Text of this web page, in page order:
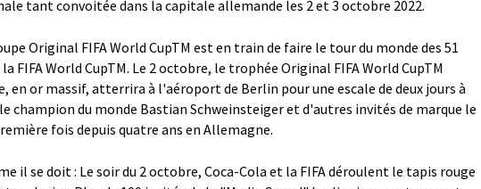
tant convoitée dans la capitale allemande les 2 et 3 octobre 2022.
Original FIFA World CupTM est en train de faire le tour du monde des 51
FIFA World CupTM. Le 2 octobre, le trophée Original FIFA World CupTM
en or massif, atterrira à l'aéroport de Berlin pour une escale de deux jours à
champion du monde Bastian Schweinsteiger et d'autres invités de marque le
fois depuis quatre ans en Allemagne.
il se doit : Le soir du 2 octobre, Coca-Cola et la FIFA déroulent le tapis rouge